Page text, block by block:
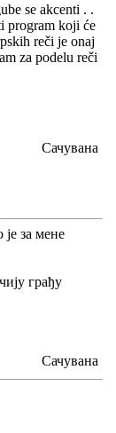
se akcenti . .
program koji će
reči je onaj
za podelu reči
Сачувана
за мене
грађу
Сачувана